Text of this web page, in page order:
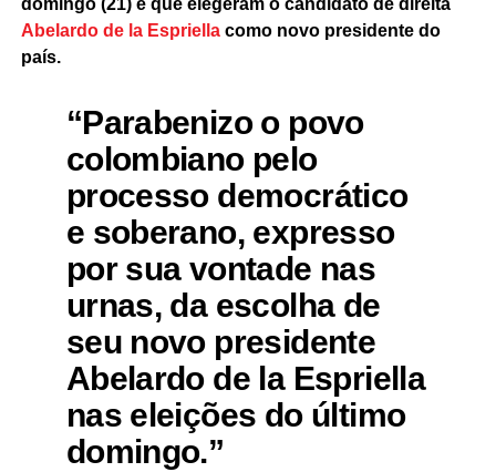
domingo (21) e que elegeram o candidato de direita
Abelardo de la Espriellacomo novo presidente do
país.
“Parabenizo o povo
colombiano pelo
processo democrático
e soberano, expresso
por sua vontade nas
urnas, da escolha de
seu novo presidente
Abelardo de la Espriella
nas eleições do último
domingo.”